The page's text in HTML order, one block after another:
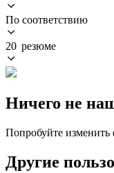
По соответствию
20 резюме
Ничего не
Попробуйте
Другие